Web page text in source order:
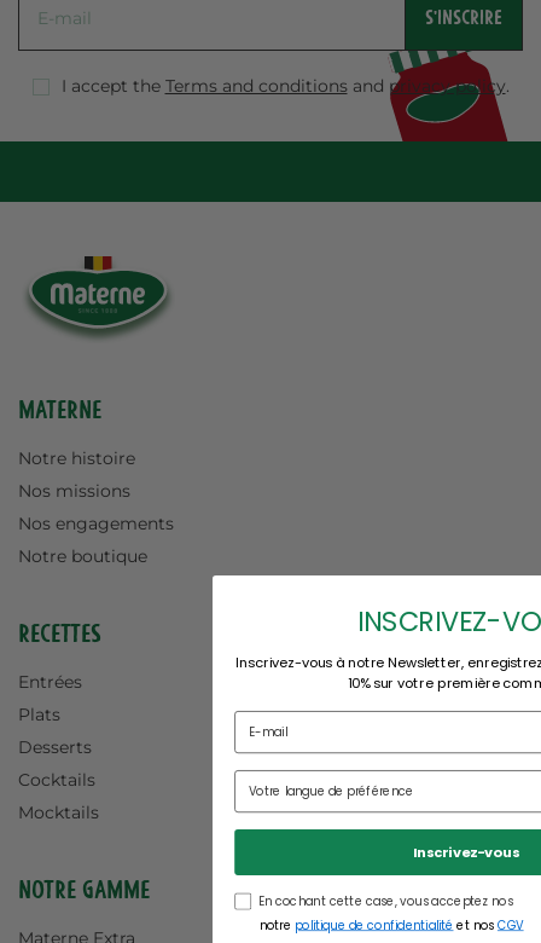
S'INSCRIRE
I accept the Terms and conditionsand privacy policy.
Materne
Notre histoire
Nos missions
Nos engagements
Notre boutique
Recettes
Entrées
Plats
Desserts
Cocktails
Mocktails
Notre gamme
INSCRIVEZ-
Inscrivez-vous à notre Newsletter,
10% sur votre première
Inscrivez-vous
En cochant cette case, vous acceptez nos
notre politique de confidentialité et nos CGV